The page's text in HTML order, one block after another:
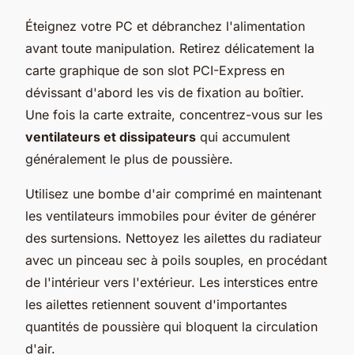
Éteignez votre PC et débranchez l'alimentation
avant toute manipulation. Retirez délicatement la
carte graphique de son slot PCI-Express en
dévissant d'abord les vis de fixation au boîtier.
Une fois la carte extraite, concentrez-vous sur les
ventilateurs et dissipateurs qui accumulent
généralement le plus de poussière.
Utilisez une bombe d'air comprimé en maintenant
les ventilateurs immobiles pour éviter de générer
des surtensions. Nettoyez les ailettes du radiateur
avec un pinceau sec à poils souples, en procédant
de l'intérieur vers l'extérieur. Les interstices entre
les ailettes retiennent souvent d'importantes
quantités de poussière qui bloquent la circulation
d'air.